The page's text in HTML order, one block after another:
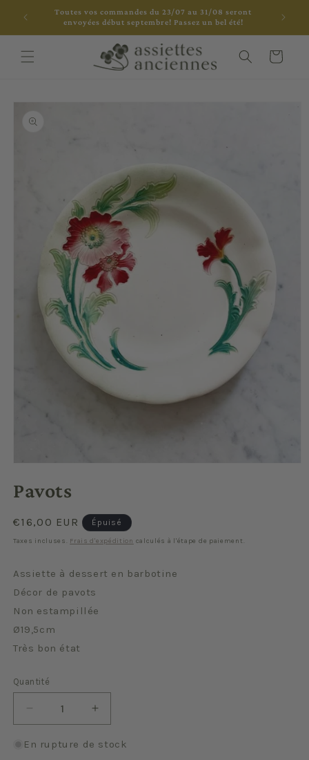
passer Toutes vos commandes du 23/07 au 31/08 seront
envoyées début septembre! Passez un bel été!
Panier
Passer aux
produits
média
1
une
fenêtre
modale
Pavots
Prix
habituel
€16,00 EUR Épuisé
Taxes incluses. Frais d'expédition calculés à l'étape de paiement.
Assiette à dessert en barbotine
Décor de pavots
Non estampillée
Ø19,5cm
Très bon état
Quantité
Quantité
Réduire
la
quantité
Augmenter
la
quantité
En rupture de stock